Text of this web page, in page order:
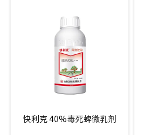
快利克 40%毒死蜱微乳剂